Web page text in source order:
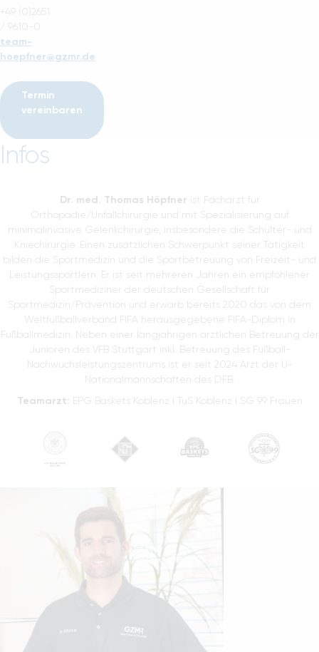
+49 (0)2651
/ 9610-0
team-
hoepfner@gzmr.de
Termin
vereinbaren
Infos
Dr. med. Thomas Höpfner ist Facharzt für
Orthopädie/Unfallchirurgie und mit Spezialisierung auf
minimalinvasive Gelenkchirurgie, insbesondere die Schulter- und
Kniechirurgie. Einen zusätzlichen Schwerpunkt seiner Tätigkeit
bilden die Sportmedizin und die Sportbetreuung von Freizeit- und
Leistungssportlern. Er ist seit mehreren Jahren ein empfohlener
Sportmediziner der deutschen Gesellschaft für
Sportmedizin/Prävention und erwarb bereits 2020 das von dem
Weltfußballverband FIFA herausgegebene FIFA-Diplom in
Fußballmedizin. Neben einer langjährigen ärztlichen Betreuung der
Junioren des VFB Stuttgart inkl. Betreuung des Fußball-
Nachwuchsleistungszentrums ist er seit 2024 Arzt der U-
Nationalmannschaften des DFB.
Teamarzt: EPG Baskets Koblenz I TuS Koblenz I SG 99 Frauen